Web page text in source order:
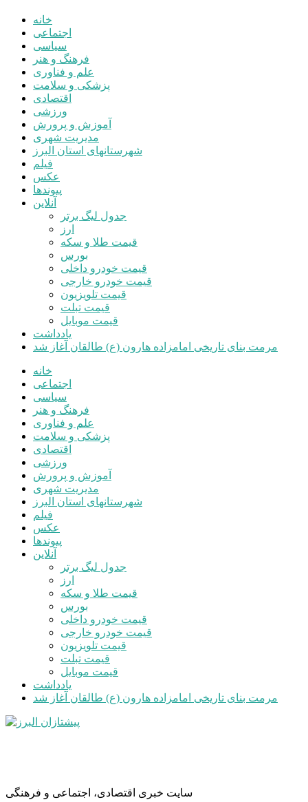
خانه
اجتماعی
سیاسی
فرهنگ و هنر
علم و فناوری
پزشکی و سلامت
اقتصادی
ورزشی
آموزش و پرورش
مدیریت شهری
شهرستانهای استان البرز
فیلم
عکس
پیوندها
آنلاین
جدول لیگ برتر
ارز
قیمت طلا و سکه
بورس
قیمت خودرو داخلی
قیمت خودرو خارجی
قیمت تلویزیون
قیمت تبلت
قیمت موبایل
یادداشت
مرمت بنای تاریخی امامزاده هارون (ع) طالقان آغاز شد
خانه
اجتماعی
سیاسی
فرهنگ و هنر
علم و فناوری
پزشکی و سلامت
اقتصادی
ورزشی
آموزش و پرورش
مدیریت شهری
شهرستانهای استان البرز
فیلم
عکس
پیوندها
آنلاین
جدول لیگ برتر
ارز
قیمت طلا و سکه
بورس
قیمت خودرو داخلی
قیمت خودرو خارجی
قیمت تلویزیون
قیمت تبلت
قیمت موبایل
یادداشت
مرمت بنای تاریخی امامزاده هارون (ع) طالقان آغاز شد
سایت خبری اقتصادی، اجتماعی و فرهنگی